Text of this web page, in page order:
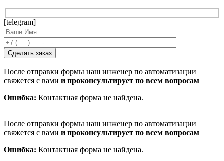
[telegram]
После отправки формы наш инженер по автоматизации
свяжется с вами и проконсультирует по всем вопросам
Ошибка: Контактная форма не найдена.
После отправки формы наш инженер по автоматизации
свяжется с вами и проконсультирует по всем вопросам
Ошибка: Контактная форма не найдена.